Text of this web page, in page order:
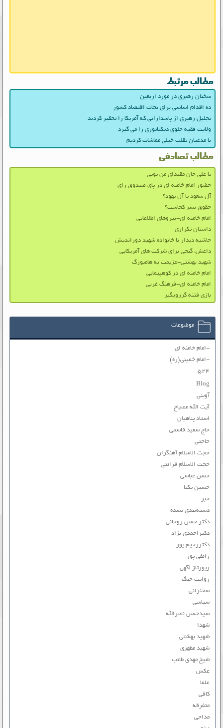
مطالب مرتبط
سخنان رهبری در مورد اربعین
ده اقدام اساسی برای نجات اقتصاد کشور
تجلیل رهبری از پاسدارانی که آمریکا را تحقیر کردند
ولایت فقیه جلوی دیکتاتوری را می گیرد
با مدعیان تقلب خیلی مماشات کردیم
مطالب تصادفی
یا علی جان مقتدای من تویی
حضور امام خامنه ای در پای صندوق رای
آل سعود یا آل یهود؟
حقوق بشر کجاست؟
امام خامنه ای-نیروهای اطلاعاتی
داستان تکراری
حاشیه دیدار با خانواده شهید دوراندیش
داعش، گنجی برای شرکت های آمریکایی
شهید بهشتی-عزیمت به هامبورگ
امام خامنه ای در کوهپیمایی
امام خامنه ای-فرهنگ غربی
بازی فتنه گرروبگیر
موضوعات
-امام خامنه ای
-امام خمینی(ره)
۵۲۴
Blog
آوینی
آیت الله مصباح
استاد پناهیان
حاج سعید قاسمی
حاجتی
حجت الاسلام آهنگران
حجت الاسلام قرائتی
حسن عباسی
حسین یکتا
خبر
دسته‌بندی نشده
دکتر حسن روحانی
دکتراحمدی نژاد
دکتررحیم پور
رائفی پور
رپورتاژ آگهی
روایت جنگ
سخنرانی
سیاسی
سیدحسن نصرالله
شهدا
شهید بهشتی
شهید مطهری
شیخ مهدی طائب
عکس
علما
کافی
متفرقه
مداحی